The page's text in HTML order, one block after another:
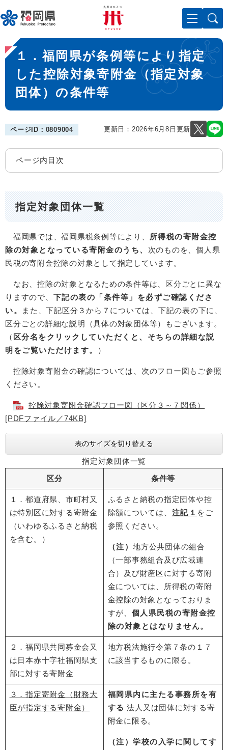
ー
ジ
先
頭
メニューを飛ばして本文へ
本
文
１．福岡県が条例等により指定
した控除対象寄附金（指定対象
団体）の条件等
ページID：0809004 更新日：2026年6月8日更新
ページ内目次
指定対象団体一覧
福岡県では、福岡県税条例等により、 所得税の寄附金控
除の対象となっている寄附金のうち、 次のものを、個人県
民税の寄附金控除の対象として指定しています。
なお、控除の対象となるための条件等は、区分ごとに異な
りますので、 下記の表の「条件等」を必ずご確認くださ
い。
また、下記区分３から７については、下記の表の下に、
区分ごとの詳細な説明（具体の対象団体等）もございます。
（ 区分名をクリックしていただくと、そちらの詳細な説
明をご覧いただけます。
）
控除対象寄附金の確認については、次のフロー図もご参照
ください。
控除対象寄附金確認フロー図（区分３～７関係）
[PDFファイル／74KB]
表のサイズを切り替える
指定対象団体一覧
区分
条件等
１．都道府県、市町村又
は特別区に対する寄附金
（いわゆるふるさと納税
を含む。）
ふるさと納税の指定団体や控
除額については、 注記１ をご
参照ください。
（注） 地方公共団体の組合
（一部事務組合及び広域連
合）及び財産区に対する寄附
金については、所得税の寄附
金控除の対象となっておりま
すが、 個人県民税の寄附金控
除の対象とはなりません。
２．福岡県共同募金会又
は日本赤十字社福岡県支
部に対する寄附金
地方税法施行令第７条の１７
に該当するものに限る。
３．指定寄附金（財務大
臣が指定する寄附金）
福岡県内に主たる事務所を有
する 法人又は団体に対する寄
附金に限る。
（注）学校の入学に関してす